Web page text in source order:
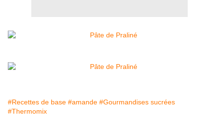
#Recettes de base #amande #Gourmandises sucrées
#Thermomix